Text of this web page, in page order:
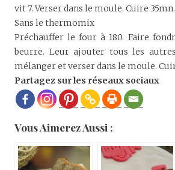
vit 7. Verser dans le moule. Cuire 35mn.
Sans le thermomix
Préchauffer le four à 180. Faire
beurre. Leur ajouter tous les
mélanger et verser dans le moule.
Partagez sur les réseaux sociaux
Vous Aimerez Aussi :